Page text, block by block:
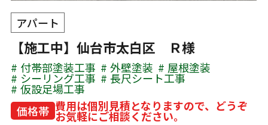
アパート
【施工中】仙台市太白区 Ｒ様
付帯部塗装工事 外壁塗装 屋根塗装
シーリング工事 長尺シート工事
仮設足場工事
価格帯 費用は個別見積となりますので、どうぞ
お気軽にご相談ください。